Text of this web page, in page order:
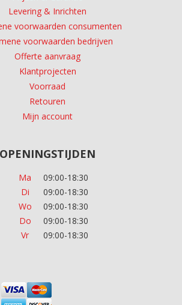
Levering & Inrichten
voorwaarden consumenten
voorwaarden bedrijven
Offerte aanvraag
Klantprojecten
Voorraad
Retouren
Mijn account
OPENINGSTIJDEN
Ma
09:00-18:30
Di
09:00-18:30
Wo
09:00-18:30
Do
09:00-18:30
Vr
09:00-18:30